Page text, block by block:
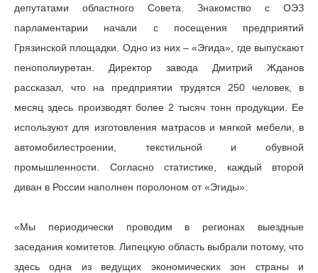
депутатами областного Совета. Знакомство с ОЭЗ
парламентарии начали с посещения предприятий
Грязинской площадки. Одно из них – «Эгида», где выпускают
пенополиуретан. Директор завода Дмитрий Жданов
рассказал, что на предприятии трудятся 250 человек, в
месяц здесь производят более 2 тысяч тонн продукции. Ее
используют для изготовления матрасов и мягкой мебели, в
автомобилестроении, текстильной и обувной
промышленности. Согласно статистике, каждый второй
диван в России наполнен поролоном от «Эгиды».
«Мы периодически проводим в регионах выездные
заседания комитетов. Липецкую область выбрали потому, что
здесь одна из ведущих экономических зон страны и